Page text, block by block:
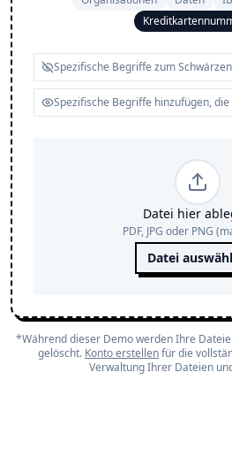
Datei hier
PDF, JPG oder PNG
Datei
*Während dieser Demo werden Ihre
gelöscht. Konto erstellenfür die
Verwaltung Ihrer Dateien